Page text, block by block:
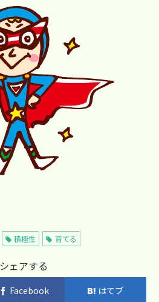
積極性 育てる
シェアする
Facebook はてブ